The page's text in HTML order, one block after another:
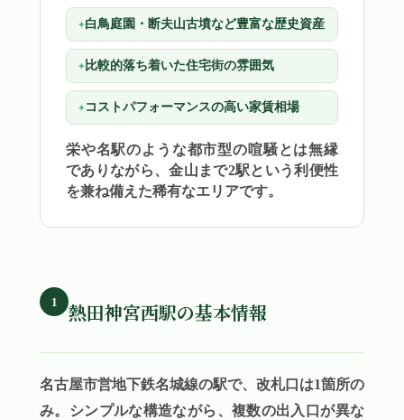
白鳥庭園・断夫山古墳など豊富な歴史資産
比較的落ち着いた住宅街の雰囲気
コストパフォーマンスの高い家賃相場
栄や名駅のような都市型の喧騒とは無縁
でありながら、金山まで2駅という利便性
を兼ね備えた稀有なエリアです。
1 熱田神宮西駅の基本情報
名古屋市営地下鉄名城線の駅で、改札口は1箇所の
み。シンプルな構造ながら、複数の出入口が異な